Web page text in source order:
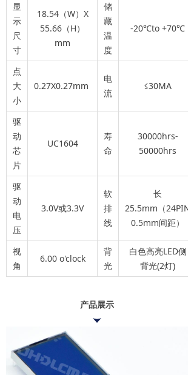
显
示
尺
寸
18.54（W）X
55.66（H）
mm
储
藏
温
度
-20℃to +70℃
点
大
小
0.27X0.27mm
电
流
≤30MA
驱
动
芯
片
UC1604
寿
命
30000hrs-
50000hrs
驱
动
电
压
3.0V或3.3V
软
排
线
长
25.5mm（24PIN
0.5mm间距）
视
角
6.00 o'clock
背
光
白色高亮LED侧
背光(2灯)
产品展示